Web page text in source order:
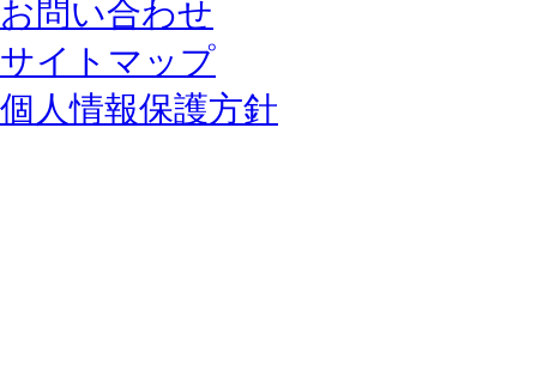
お問い合わせ
サイトマップ
個人情報保護方針